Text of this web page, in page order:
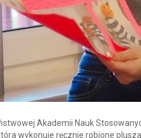
Akademii Nauk
wykonuje ręcznie robione